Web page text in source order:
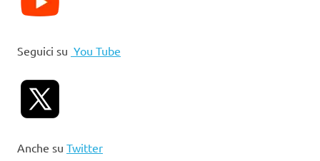
Seguici su You Tube
Anche su Twitter